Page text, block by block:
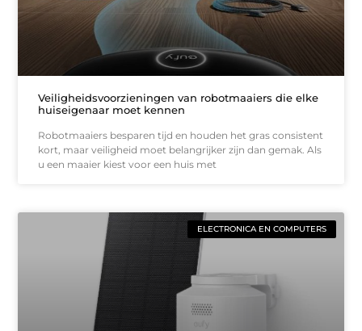
Veiligheidsvoorzieningen van robotmaaiers die elke
huiseigenaar moet kennen
Robotmaaiers besparen tijd en houden het gras consistent
kort, maar veiligheid moet belangrijker zijn dan gemak. Als
u een maaier kiest voor een huis met
ELECTRONICA EN COMPUTERS